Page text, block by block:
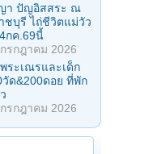
า ปัญอิสสระ ณ
บุรี ไถ่ชีวิตแม่วัว
กค.69นี้
รกฎาคม 2026
ระเณรและเด็ก
วัด&200ดอย ที่พัก
รกฎาคม 2026